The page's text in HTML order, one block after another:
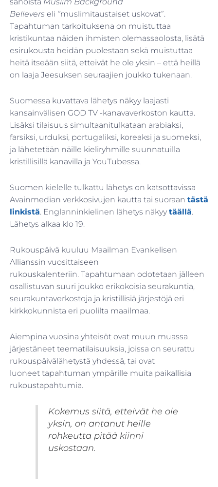
Believers eli ”muslimitaustaiset uskovat”.
Tapahtuman tarkoituksena on muistuttaa
kristikuntaa näiden ihmisten olemassaolosta, lisätä
esirukousta heidän puolestaan sekä muistuttaa
heitä itseään siitä, etteivät he ole yksin – että heillä
on laaja Jeesuksen seuraajien joukko tukenaan.
Suomessa kuvattava lähetys näkyy laajasti
kansainvälisen GOD TV -kanavaverkoston kautta.
Lisäksi tilaisuus simultaanitulkataan arabiaksi,
farsiksi, urduksi, portugaliksi, koreaksi ja suomeksi,
ja lähetetään näille kieliryhmille suunnatuilla
kristillisillä kanavilla ja YouTubessa.
Suomen kielelle tulkattu lähetys on katsottavissa
Avainmedian verkkosivujen kautta tai suoraan tästä
linkistä. Englanninkielinen lähetys näkyy täällä.
Lähetys alkaa klo 19.
Rukouspäivä kuuluu Maailman Evankelisen
Allianssin vuosittaiseen
rukouskalenteriin. Tapahtumaan odotetaan jälleen
osallistuvan suuri joukko erikokoisia seurakuntia,
seurakuntaverkostoja ja kristillisiä järjestöjä eri
kirkkokunnista eri puolilta maailmaa.
Aiempina vuosina yhteisöt ovat muun muassa
järjestäneet teematilaisuuksia, joissa on seurattu
rukouspäivälähetystä yhdessä, tai ovat
luoneet tapahtuman ympärille muita paikallisia
rukoustapahtumia.
Kokemus siitä, etteivät he ole
yksin, on antanut heille
rohkeutta pitää kiinni
uskostaan.